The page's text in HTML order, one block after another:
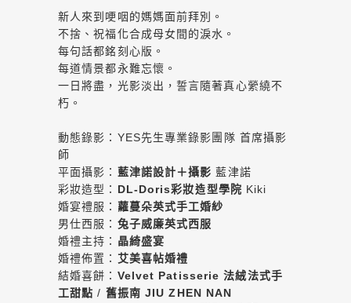
新人來到哽咽的媽媽面前拜別。
不捨、祝福化合成母女間的淚水。
每句話都銘刻心版。
每道情景都永難忘懷。
一日將盡，光影淡出，誓言隨著真心縈繞不
朽。
動態錄影：YES先生專業錄影團隊 首席攝影
師
平面攝影： 藍津諾設計＋攝影 藍津諾
彩妝造型： DL-Doris彩妝造型學院 Kiki
婚宴禮服： 蘿蔓朵英式手工婚紗
男仕西服： 兔子威廉英式西服
婚禮主持： 晶綺盛宴
婚禮佈置： 艾美喜帖婚禮
結婚喜餅： Velvet Patisserie 法絨法式手
工甜點 / 舊振南 JIU ZHEN NAN